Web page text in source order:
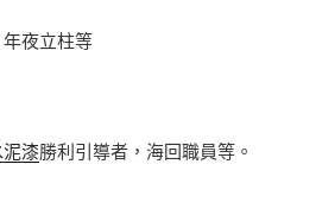
夜立柱等
漆勝利引導者，海回職員等。